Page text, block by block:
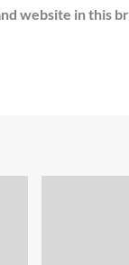
website in this